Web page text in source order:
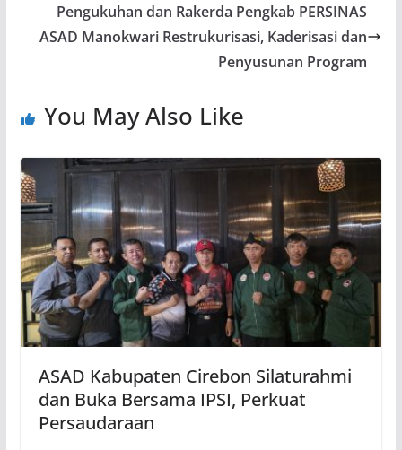
Pengukuhan dan Rakerda Pengkab PERSINAS
ASAD Manokwari Restrukurisasi, Kaderisasi dan
Penyusunan Program
You May Also Like
ASAD Kabupaten Cirebon Silaturahmi
dan Buka Bersama IPSI, Perkuat
Persaudaraan